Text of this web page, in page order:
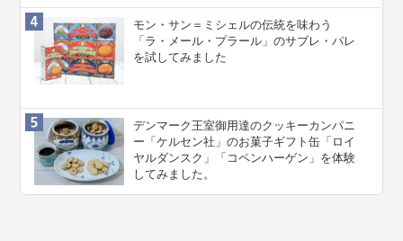
モン・サン＝ミシェルの伝統を味わう
「ラ・メール・プラール」のサブレ・パレ
を試してみました
デンマーク王室御用達のクッキーカンパニ
ー「ケルセン社」のお菓子ギフト缶「ロイ
ヤルダンスク」「コペンハーゲン」を体験
してみました。